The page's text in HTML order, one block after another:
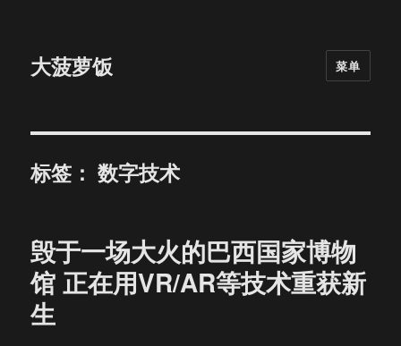
大菠萝饭 菜单
标签：数字技术
毁于一场大火的巴西国家博物
馆 正在用VR/AR等技术重获新
生